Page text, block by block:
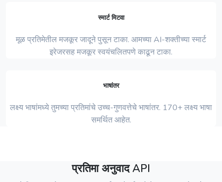
स्मार्ट मिटवा
मूळ प्रतिमेतील मजकूर जादूने पुसून टाका. आमच्या AI-शक्तीच्या स्मार्ट
इरेजरसह मजकूर स्वयंचलितपणे काढून टाका.
भाषांतर
लक्ष्य भाषांमध्ये तुमच्या प्रतिमांचे उच्च-गुणवत्तेचे भाषांतर. 170+ लक्ष्य भाषा
समर्थित आहेत.
प्रतिमा अनुवाद API